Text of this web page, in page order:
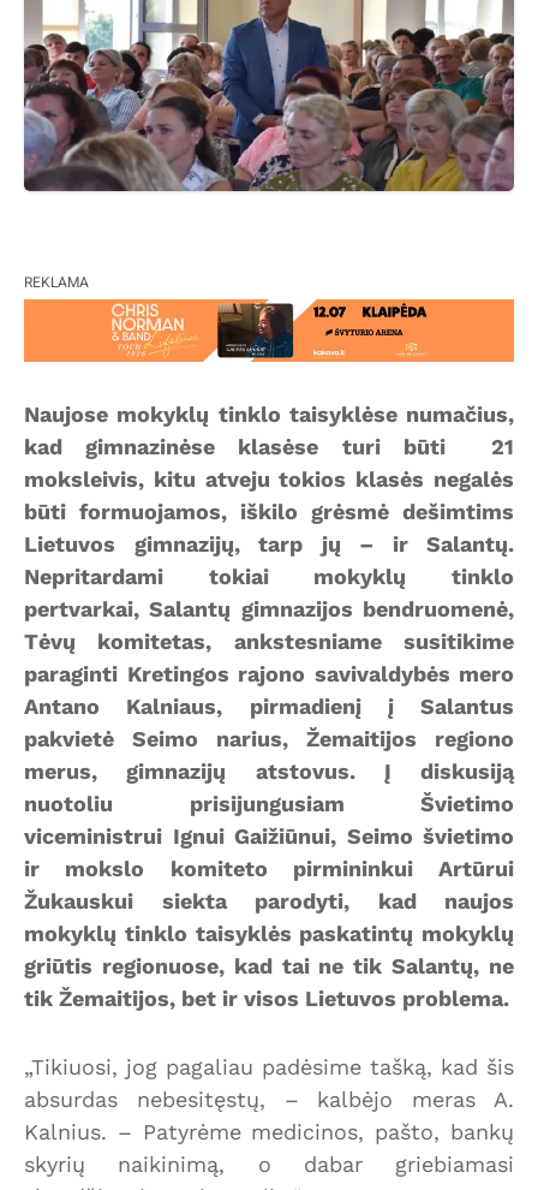
REKLAMA
Naujose mokyklų tinklo taisyklėse numačius,
kad gimnazinėse klasėse turi būti 21
moksleivis, kitu atveju tokios klasės negalės
būti formuojamos, iškilo grėsmė dešimtims
Lietuvos gimnazijų, tarp jų – ir Salantų.
Nepritardami tokiai mokyklų tinklo
pertvarkai, Salantų gimnazijos bendruomenė,
Tėvų komitetas, ankstesniame susitikime
paraginti Kretingos rajono savivaldybės mero
Antano Kalniaus, pirmadienį į Salantus
pakvietė Seimo narius, Žemaitijos regiono
merus, gimnazijų atstovus. Į diskusiją
nuotoliu prisijungusiam Švietimo
viceministrui Ignui Gaižiūnui, Seimo švietimo
ir mokslo komiteto pirmininkui Artūrui
Žukauskui siekta parodyti, kad naujos
mokyklų tinklo taisyklės paskatintų mokyklų
griūtis regionuose, kad tai ne tik Salantų, ne
tik Žemaitijos, bet ir visos Lietuvos problema.
„Tikiuosi, jog pagaliau padėsime tašką, kad šis
absurdas nebesitęstų, – kalbėjo meras A.
Kalnius. – Patyrėme medicinos, pašto, bankų
skyrių naikinimą, o dabar griebiamasi